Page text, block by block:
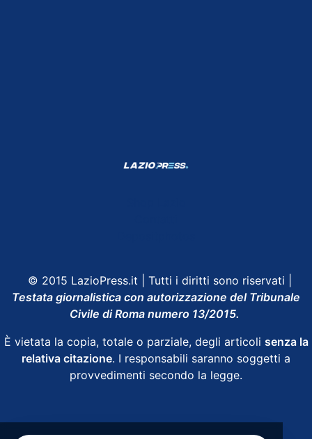
© 2015 LazioPress.it | Tutti i diritti sono riservati |
Testata giornalistica con autorizzazione del Tribunale
Civile di Roma numero 13/2015.
È vietata la copia, totale o parziale, degli articoli senza la
relativa citazione. I responsabili saranno soggetti a
provvedimenti secondo la legge.